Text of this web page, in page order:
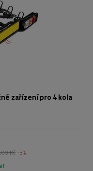
zařízení pro 4 kola
Kč -5%